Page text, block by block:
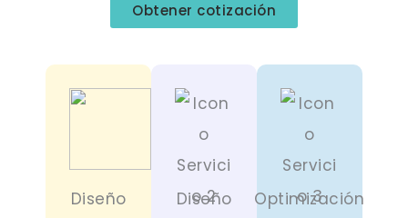
Obtener cotización
Diseño
Diseño
Optimización